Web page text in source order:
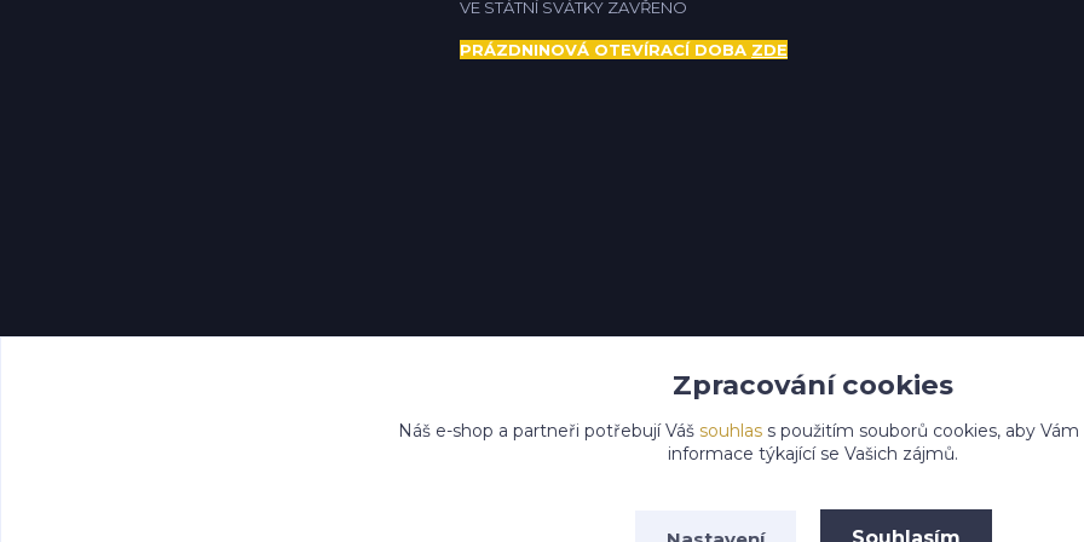
VE STÁTNÍ SVÁTKY ZAVŘENO
PRÁZDNINOVÁ OTEVÍRACÍ DOBA ZDE
Zpracování cookies
Náš e-shop a partneři potřebují Váš souhlass použitím souborů cookies, aby
informace týkající se Vašich zájmů.